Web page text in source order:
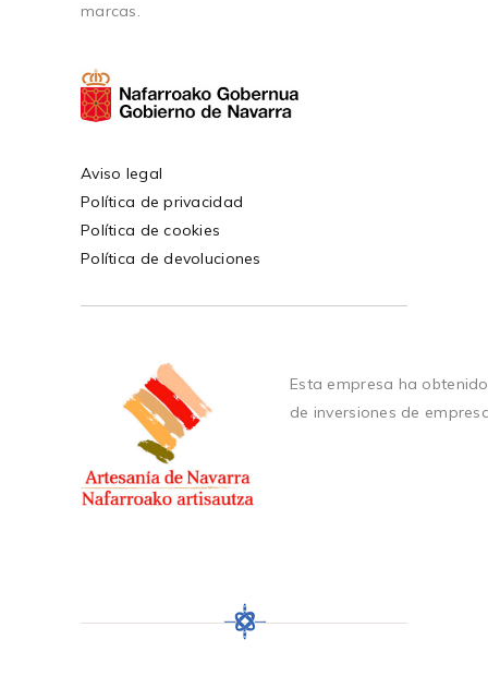
marcas.
Aviso legal
Política de privacidad
Política de cookies
Política de devoluciones
Esta empresa ha
de inversiones de